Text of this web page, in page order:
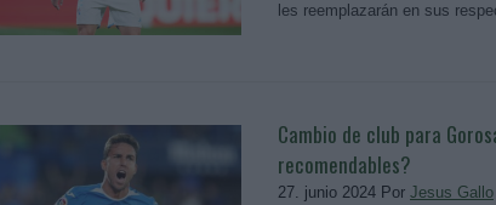
les reemplazarán en sus
Cambio de club para
recomendables?
27. junio 2024 Por Jesus Gallo